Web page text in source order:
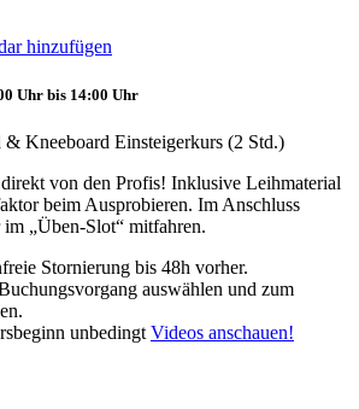
hinzufügen
Uhr bis 14:00 Uhr
& Kneeboard Einsteigerkurs (2 Std.)
von den Profis! Inklusive Leihmaterial
beim Ausprobieren. Im Anschluss
„Üben-Slot“ mitfahren.
Stornierung bis 48h vorher.
auswählen und zum
unbedingt Videos anschauen!